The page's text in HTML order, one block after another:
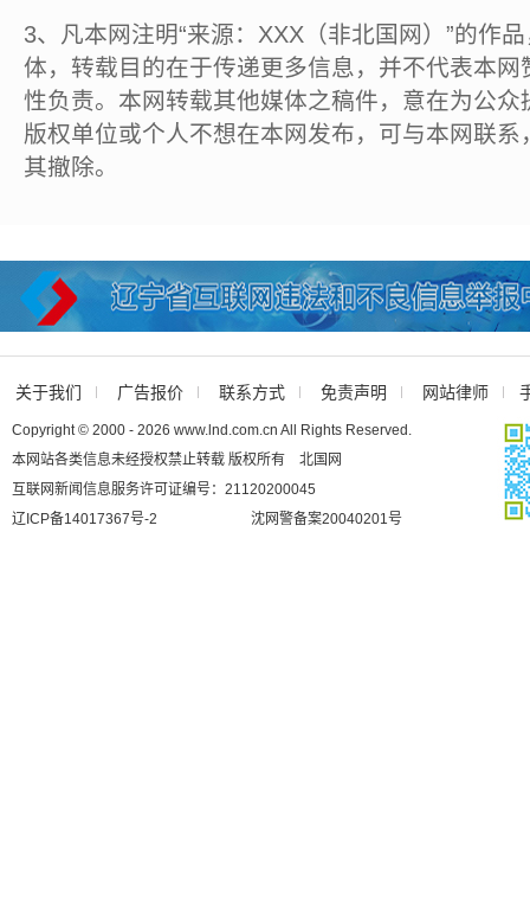
3、凡本网注明“来源：XXX（非北国网）”的作
体，转载目的在于传递更多信息，并不代表本
性负责。本网转载其他媒体之稿件，意在为公
版权单位或个人不想在本网发布，可与本网联
其撤除。
关于我们 广告报价 联系方式 免责声明 网站律师
Copyright © 2000 - 2026 www.lnd.com.cn All Rights Reserved.
本网站各类信息未经授权禁止转载 版权所有 北国网
互联网新闻信息服务许可证编号：21120200045
辽ICP备14017367号-2
沈网警备案20040201号